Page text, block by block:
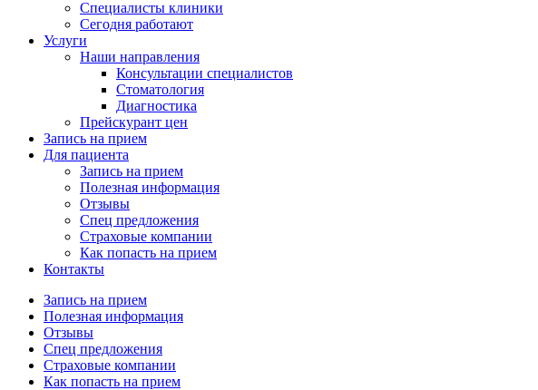
Специалисты клиники
Сегодня работают
Услуги
Наши направления
Консультации специалистов
Стоматология
Диагностика
Прейскурант цен
Запись на прием
Для пациента
Запись на прием
Полезная информация
Отзывы
Спец предложения
Страховые компании
Как попасть на прием
Контакты
Запись на прием
Полезная информация
Отзывы
Спец предложения
Страховые компании
Как попасть на прием